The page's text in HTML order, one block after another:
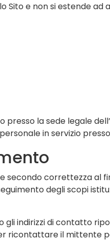
Sito e non si estende
la sede legale
in servizio
correttezza al
degli scopi
indirizzi di contatto
ricontattare il mittente